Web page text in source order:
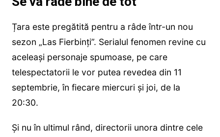
Țara este pregătită pentru a râde într-un nou
sezon „Las Fierbinți”. Serialul fenomen revine cu
aceleași personaje spumoase, pe care
telespectatorii le vor putea revedea din 11
septembrie, în fiecare miercuri și joi, de la
20:30.
Și nu în ultimul rând, directorii unora dintre cele